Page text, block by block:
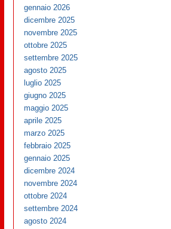
gennaio 2026
dicembre 2025
novembre 2025
ottobre 2025
settembre 2025
agosto 2025
luglio 2025
giugno 2025
maggio 2025
aprile 2025
marzo 2025
febbraio 2025
gennaio 2025
dicembre 2024
novembre 2024
ottobre 2024
settembre 2024
agosto 2024